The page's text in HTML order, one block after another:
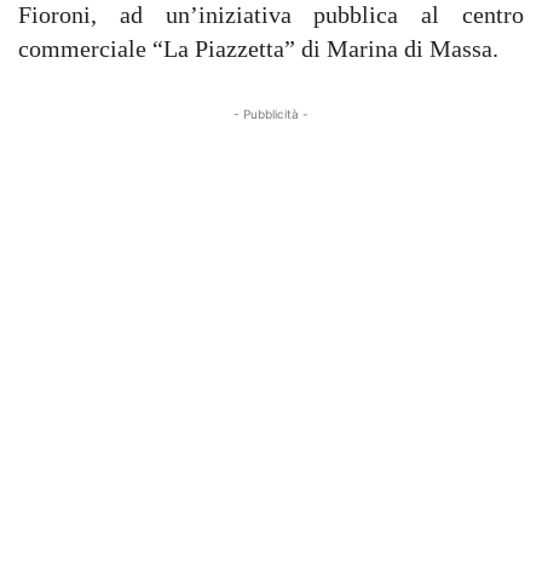
Fioroni, ad un’iniziativa pubblica al centro
commerciale “La Piazzetta” di Marina di Massa.
- Pubblicità -